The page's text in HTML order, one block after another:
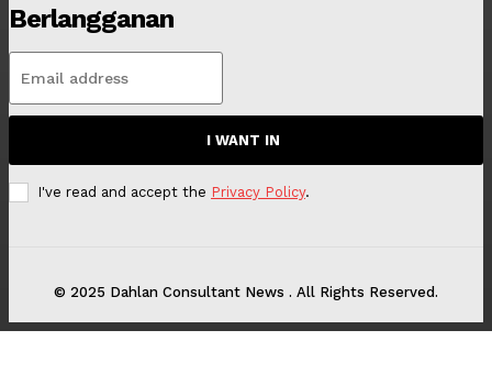
Berlangganan
I WANT IN
I've read and accept the Privacy Policy.
© 2025 Dahlan Consultant News . All Rights Reserved.